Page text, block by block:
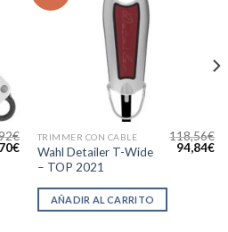
€
€El
precio
actual
98,70€.
TRIMMER CON CABLE
Wahl Detailer T-Wide
– TOP 2021
118,56€
El
precio
94,84€El
AÑADIR AL CARRITO